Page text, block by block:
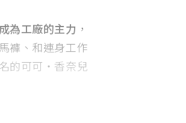
為工廠的主力 ，
褲、和連身工作
的可可・香奈兒